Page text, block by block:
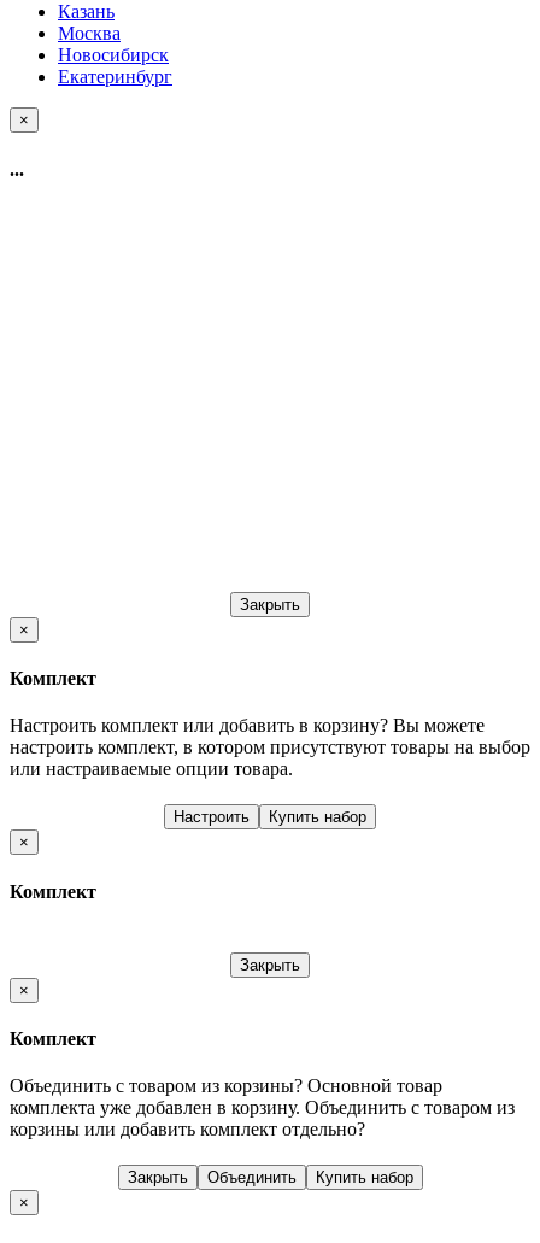
Казань
Москва
Новосибирск
Екатеринбург
×
...
Закрыть
×
Комплект
Настроить комплект или добавить в корзину? Вы можете
настроить комплект, в котором присутствуют товары на выбор
или настраиваемые опции товара.
Настроить
Купить набор
×
Комплект
Закрыть
×
Комплект
Объединить с товаром из корзины? Основной товар
комплекта уже добавлен в корзину. Объединить с товаром из
корзины или добавить комплект отдельно?
Закрыть Объединить
Купить набор
×